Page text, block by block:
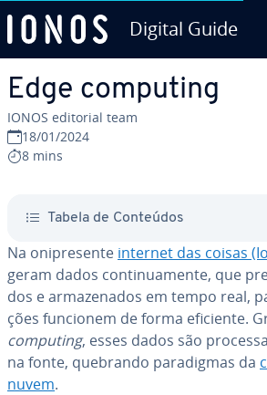
Digital Guide
Edge computing
IONOS editorial team
18/01/2024
8 mins
Tabela de Conteúdos
Na oni­pre­sente internet das coisas
geram dados con­ti­nu­a­mente, que
dos e ar­ma­ze­na­dos em tempo real,
ções funcionem de forma eficiente.
computing, esses dados são
na fonte, quebrando pa­ra­dig­mas da
nuvem.